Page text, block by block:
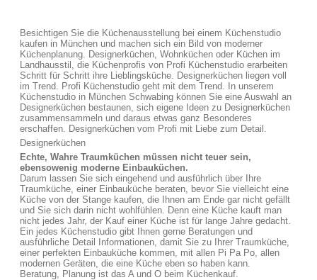
Besichtigen Sie die Küchenausstellung bei einem Küchenstudio
kaufen in München und machen sich ein Bild von moderner
Küchenplanung. Designerküchen, Wohnküchen oder Küchen im
Landhausstil, die Küchenprofis von Profi Küchenstudio erarbeiten
Schritt für Schritt ihre Lieblingsküche. Designerküchen liegen voll
im Trend. Profi Küchenstudio geht mit dem Trend. In unserem
Küchenstudio in München Schwabing können Sie eine Auswahl an
Designerküchen bestaunen, sich eigene Ideen zu Designerküchen
zusammensammeln und daraus etwas ganz Besonderes
erschaffen. Designerküchen vom Profi mit Liebe zum Detail.
Designerküchen
Echte, Wahre Traumküchen müssen nicht teuer sein,
ebensowenig moderne Einbauküchen.
Darum lassen Sie sich eingehend und ausführlich über Ihre
Traumküche, einer Einbauküche beraten, bevor Sie vielleicht eine
Küche von der Stange kaufen, die Ihnen am Ende gar nicht gefällt
und Sie sich darin nicht wohlfühlen. Denn eine Küche kauft man
nicht jedes Jahr, der Kauf einer Küche ist für lange Jahre gedacht.
Ein jedes Küchenstudio gibt Ihnen gerne Beratungen und
ausführliche Detail Informationen, damit Sie zu Ihrer Traumküche,
einer perfekten Einbauküche kommen, mit allen Pi Pa Po, allen
modernen Geräten, die eine Küche eben so haben kann.
Beratung, Planung ist das A und O beim Küchenkauf.